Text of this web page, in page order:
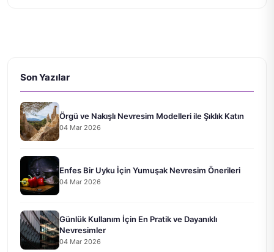
Son Yazılar
Örgü ve Nakışlı Nevresim Modelleri ile Şıklık Katın
04 Mar 2026
Enfes Bir Uyku İçin Yumuşak Nevresim Önerileri
04 Mar 2026
Günlük Kullanım İçin En Pratik ve Dayanıklı
Nevresimler
04 Mar 2026